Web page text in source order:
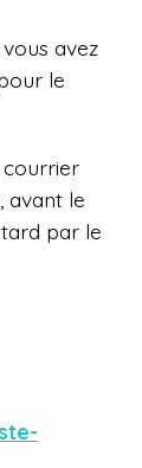
avez
le
avant le
par le